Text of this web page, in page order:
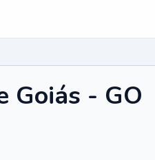
Goiás - GO